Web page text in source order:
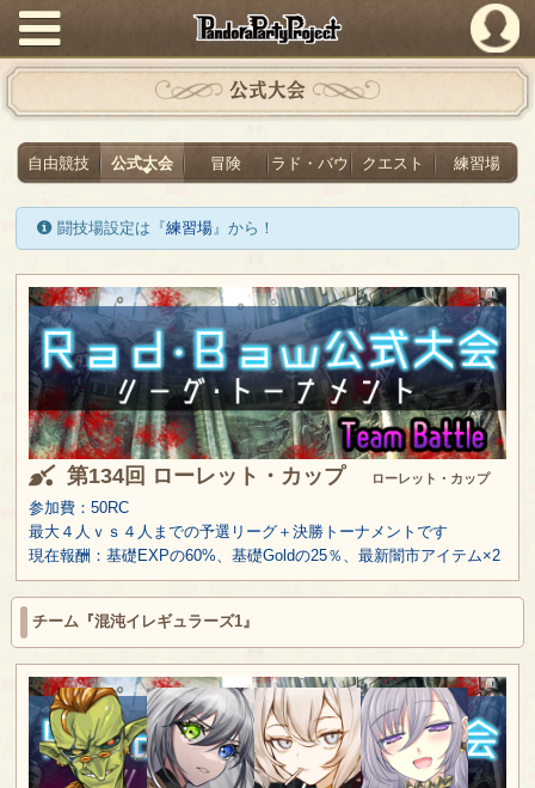
PandoraPartyProject
公式大会
自由競技 公式大会 冒険 ラド・バウ クエスト 練習場
闘技場設定は『練習場』から！
第134回 ローレット・カップ ローレット・カップ
参加費：50RC
最大４人ｖｓ４人までの予選リーグ＋決勝トーナメントです
現在報酬：基礎EXPの60%、基礎Goldの25％、最新闇市アイテム×2
チーム『混沌イレギュラーズ1』